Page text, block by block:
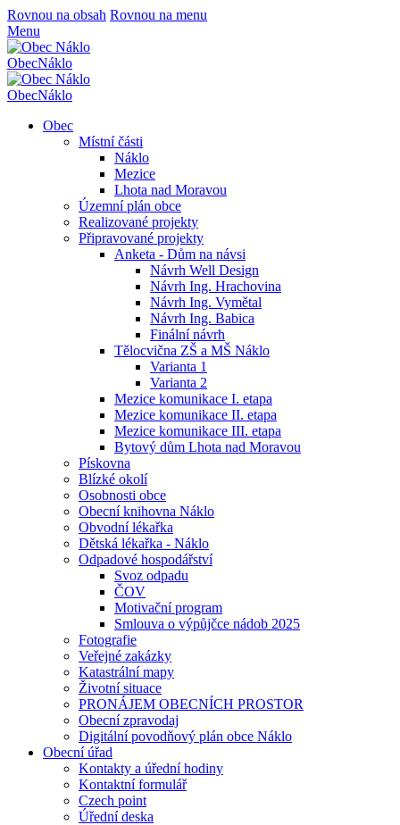
Rovnou na obsah Rovnou na menu
Menu
ObecNáklo
ObecNáklo
Obec
Místní části
Náklo
Mezice
Lhota nad Moravou
Územní plán obce
Realizované projekty
Připravované projekty
Anketa - Dům na návsi
Návrh Well Design
Návrh Ing. Hrachovina
Návrh Ing. Vymětal
Návrh Ing. Babica
Finální návrh
Tělocvična ZŠ a MŠ Náklo
Varianta 1
Varianta 2
Mezice komunikace I. etapa
Mezice komunikace II. etapa
Mezice komunikace III. etapa
Bytový dům Lhota nad Moravou
Pískovna
Blízké okolí
Osobnosti obce
Obecní knihovna Náklo
Obvodní lékařka
Dětská lékařka - Náklo
Odpadové hospodářství
Svoz odpadu
ČOV
Motivační program
Smlouva o výpůjčce nádob 2025
Fotografie
Veřejné zakázky
Katastrální mapy
Životní situace
PRONÁJEM OBECNÍCH PROSTOR
Obecní zpravodaj
Digitální povodňový plán obce Náklo
Obecní úřad
Kontakty a úřední hodiny
Kontaktní formulář
Czech point
Úřední deska